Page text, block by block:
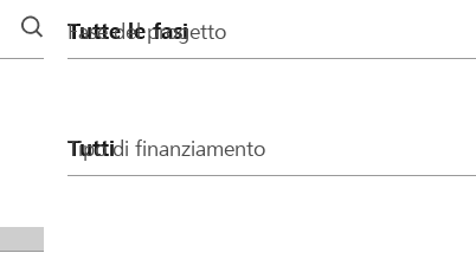
Fase del progetto
Tipo di finanziamento